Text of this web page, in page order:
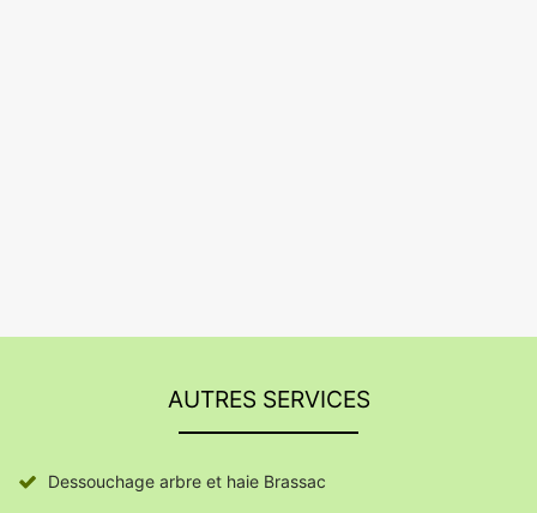
AUTRES SERVICES
Dessouchage arbre et haie Brassac